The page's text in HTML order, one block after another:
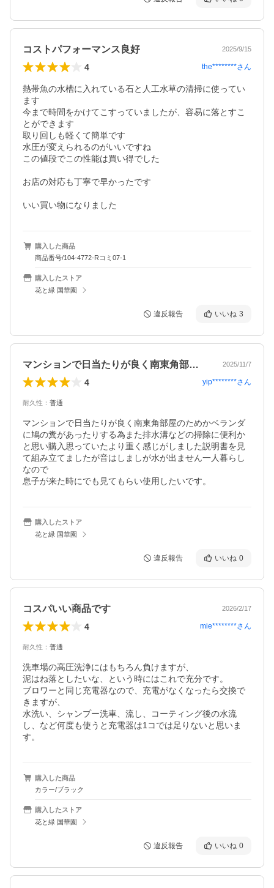
コストパフォーマンス良好 2025/9/15
4 the********さん
熱帯魚の水槽に入れている石と人工水草の清掃に使ってい
ます
今まで時間をかけてこすっていましたが、容易に落とすこ
とができます
取り回しも軽くて簡単です
水圧が変えられるのがいいですね
この値段でこの性能は買い得でした
お店の対応も丁寧で早かったです
いい買い物になりました
購入した商品
商品番号/104-4772-Rコミ07-1
購入したストア
花と緑 国華園
違反報告 いいね 3
マンションで日当たりが良く南東角部屋の… 2025/11/7
4 yip********さん
耐久性 ： 普通
マンションで日当たりが良く南東角部屋のためかベランダ
に鳩の糞があったりする為また排水溝などの掃除に便利か
と思い購入思っていたより重く感じがしました説明書を見
て組み立てましたが音はしましが水が出ません一人暮らし
なので
息子が来た時にでも見てもらい使用したいです。
購入したストア
花と緑 国華園
違反報告 いいね 0
コスパいい商品です 2026/2/17
4 mie********さん
耐久性 ： 普通
洗車場の高圧洗浄にはもちろん負けますが、
泥はね落としたいな、という時にはこれで充分です。
ブロワーと同じ充電器なので、充電がなくなったら交換で
きますが、
水洗い、シャンプー洗車、流し、コーティング後の水流
し、など何度も使うと充電器は1コでは足りないと思いま
購入した商品
カラー/ブラック
購入したストア
花と緑 国華園
違反報告 いいね 0